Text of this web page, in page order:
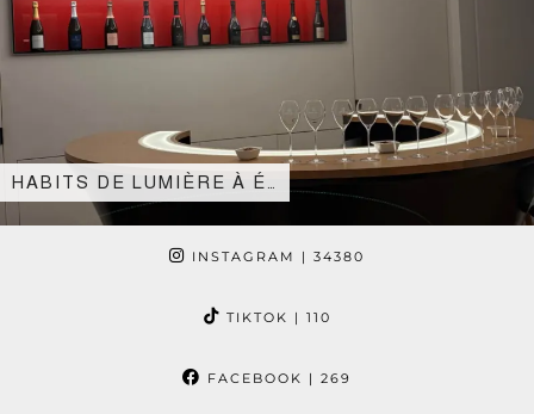
HABITS DE LUMIÈRE À É…
INSTAGRAM | 34380
TIKTOK | 110
FACEBOOK | 269